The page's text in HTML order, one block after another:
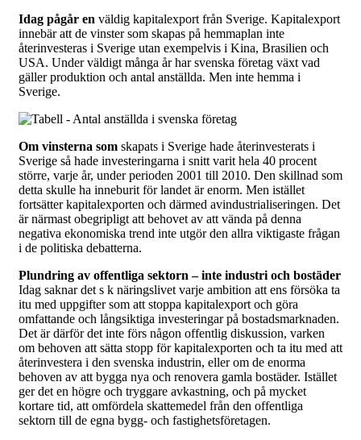
Idag pågår en väldig kapitalexport från Sverige. Kapitalexport
innebär att de vinster som skapas på hemmaplan inte
återinvesteras i Sverige utan exempelvis i Kina, Brasilien och
USA. Under väldigt många år har svenska företag växt vad
gäller produktion och antal anställda. Men inte hemma i
Sverige.
Om vinsterna som skapats i Sverige hade återinvesterats i
Sverige så hade investeringarna i snitt varit hela 40 procent
större, varje år, under perioden 2001 till 2010. Den skillnad som
detta skulle ha inneburit för landet är enorm. Men istället
fortsätter kapitalexporten och därmed avindustrialiseringen. Det
är närmast obegripligt att behovet av att vända på denna
negativa ekonomiska trend inte utgör den allra viktigaste frågan
i de politiska debatterna.
Plundring av offentliga sektorn – inte industri och bostäder
Idag saknar det s k näringslivet varje ambition att ens försöka ta
itu med uppgifter som att stoppa kapitalexport och göra
omfattande och långsiktiga investeringar på bostadsmarknaden.
Det är därför det inte förs någon offentlig diskussion, varken
om behoven att sätta stopp för kapitalexporten och ta itu med att
återinvestera i den svenska industrin, eller om de enorma
behoven av att bygga nya och renovera gamla bostäder. Istället
ger det en högre och tryggare avkastning, och på mycket
kortare tid, att omfördela skattemedel från den offentliga
sektorn till de egna bygg- och fastighetsföretagen.